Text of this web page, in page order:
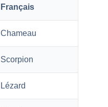
Français
Chameau
Scorpion
Lézard